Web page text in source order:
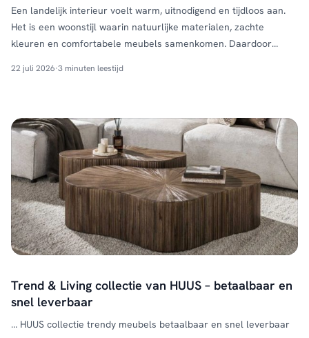
Een landelijk interieur voelt warm, uitnodigend en tijdloos aan.
Het is een woonstijl waarin natuurlijke materialen, zachte
kleuren en comfortabele meubels samenkomen. Daardoor
met andere woonstijlen is te combineren. Of je nu een complete
22 juli 2026·3 minuten leestijd
Trend & Living collectie van HUUS – betaalbaar en
snel leverbaar
… HUUS collectie trendy meubels betaalbaar en snel leverbaar